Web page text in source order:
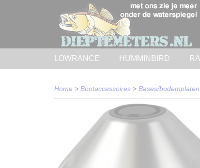
LOWRANCE HUMMINBIRD
Home > Bootaccessoires > Bases/bodemplaten